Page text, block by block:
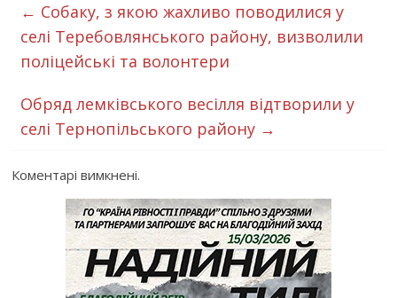
← Собаку, з якою жахливо поводилися у
селі Теребовлянського району, визволили
поліцейські та волонтери
Обряд лемківського весілля відтворили у
селі Тернопільського району →
Коментарі вимкнені.